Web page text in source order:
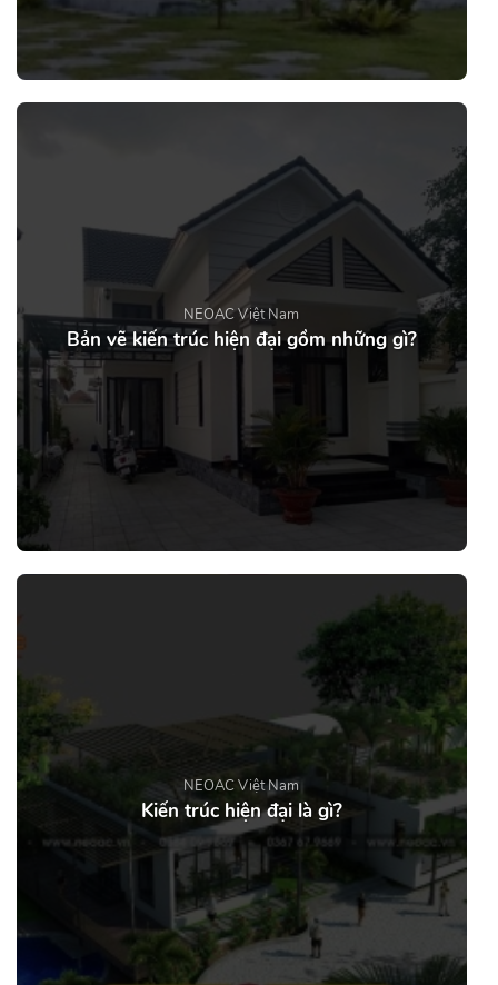
NEOAC Việt Nam
Bản vẽ kiến trúc hiện đại gồm những gì?
NEOAC Việt Nam
Kiến trúc hiện đại là gì?